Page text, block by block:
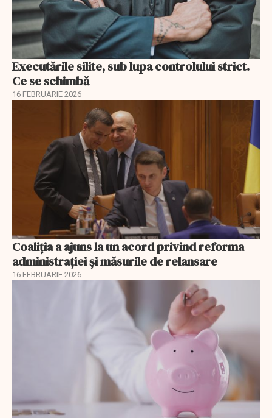
Executările silite, sub lupa controlului strict.
Ce se schimbă
16 FEBRUARIE 2026
Coaliția a ajuns la un acord privind reforma
administrației și măsurile de relansare
16 FEBRUARIE 2026